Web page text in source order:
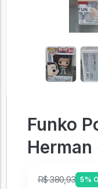
Funko
R$ 380,93 5%